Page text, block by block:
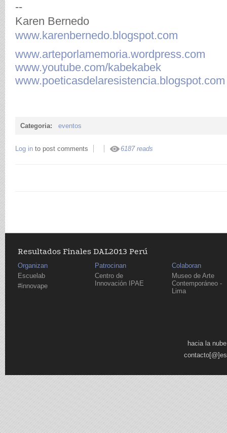
--
Karen Bernedo
www.karenbernedo.blogspot.com
www.arteporlamemoria.wordpress.com
www.youtube.com/kabekabek
www.poeticasdelaresistencia.blogspot.com
Categoria: eventos
Log in to post comments 6187 reads
Resultados Finales DAL2013 Perú
Organizan
Escuelab
#innovape
Patrocinan
Centro de
Innovación IPAE
Colaboran
Museo de Arte
Contemporáneo -
Lima
hacia la